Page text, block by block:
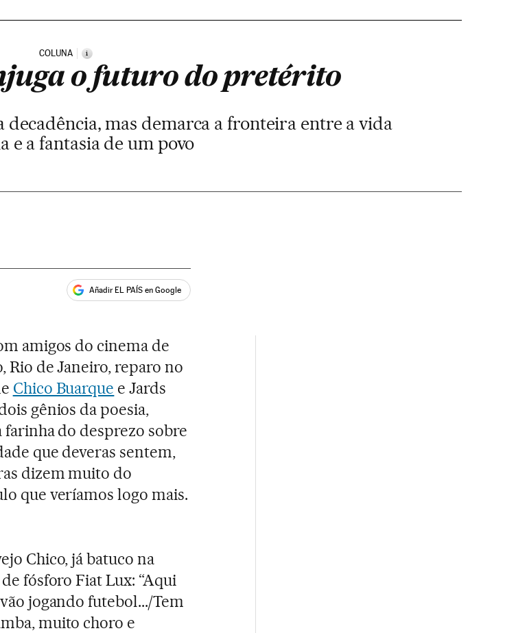
COLUNA i
o futuro do pretérito
decadência, mas demarca a fronteira entre a vida
e a fantasia de um povo
Añadir EL PAÍS en Google
amigos do cinema de
Rio de Janeiro, reparo no
Chico Buarque e Jards
gênios da poesia,
farinha do desprezo sobre
que deveras sentem,
dizem muito do
que veríamos logo mais.
Chico, já batuco na
fósforo Fiat Lux: “Aqui
jogando futebol.../Tem
muito choro e